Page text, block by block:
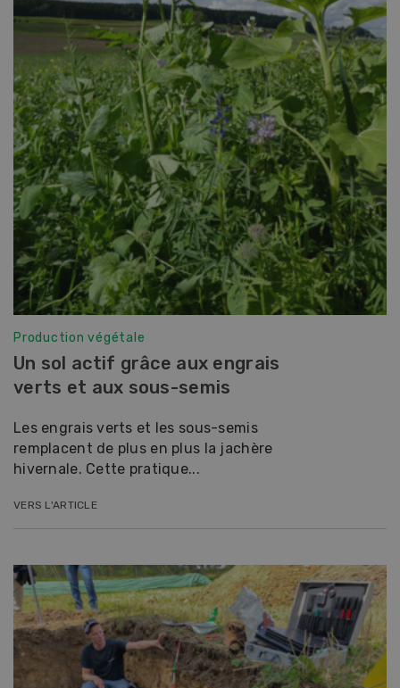
Production végétale
Un sol actif grâce aux engrais
verts et aux sous-semis
Les engrais verts et les sous-semis
remplacent de plus en plus la jachère
hivernale. Cette pratique...
VERS L'ARTICLE